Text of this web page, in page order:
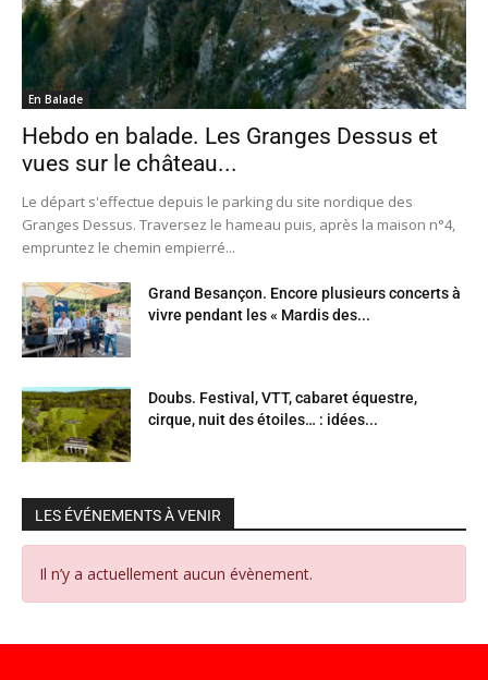
En Balade
Hebdo en balade. Les Granges Dessus et
vues sur le château...
Le départ s'effectue depuis le parking du site nordique des
Granges Dessus. Traversez le hameau puis, après la maison n°4,
empruntez le chemin empierré...
Grand Besançon. Encore plusieurs concerts à
vivre pendant les « Mardis des...
Doubs. Festival, VTT, cabaret équestre,
cirque, nuit des étoiles… : idées...
LES ÉVÉNEMENTS À VENIR
Il n’y a actuellement aucun évènement.